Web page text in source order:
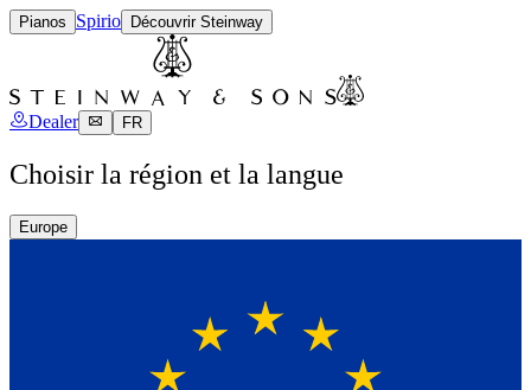
Pianos Spirio Découvrir Steinway
Dealer FR
Choisir la région et la langue
Europe